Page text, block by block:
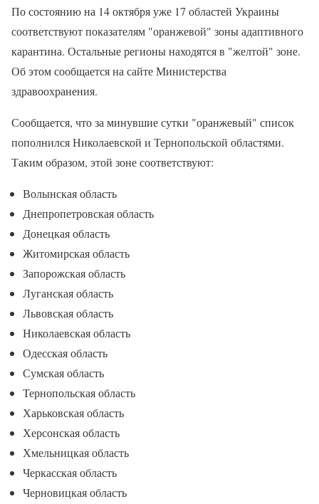
По состоянию на 14 октября уже 17 областей Украины
соответствуют показателям "оранжевой" зоны адаптивного
карантина. Остальные регионы находятся в "желтой" зоне.
Об этом сообщается на сайте Министерства
здравоохранения.
Сообщается, что за минувшие сутки "оранжевый" список
пополнился Николаевской и Тернопольской областями.
Таким образом, этой зоне соответствуют:
Волынская область
Днепропетровская область
Донецкая область
Житомирская область
Запорожская область
Луганская область
Львовская область
Николаевская область
Одесская область
Сумская область
Тернопольская область
Харьковская область
Херсонская область
Хмельницкая область
Черкасская область
Черновицкая область